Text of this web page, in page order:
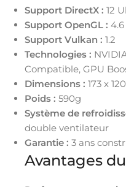
Support DirectX : 12
Support OpenGL : 4.6
Support Vulkan : 1.2
Technologies :
Compatible, GPU
Dimensions : 173 x
Poids : 590g
Système de
double ventilateur
Garantie : 3 ans
Avantages